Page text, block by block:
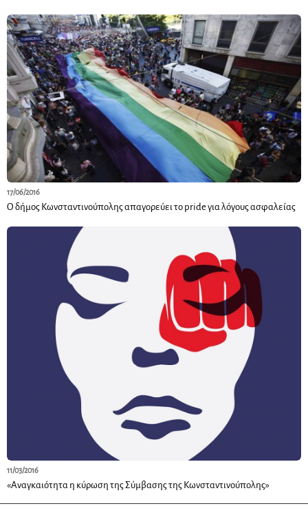
17/06/2016
Ο δήμος Κωνσταντινούπολης απαγορεύει το pride για λόγους ασφαλείας
11/03/2016
«Αναγκαιότητα η κύρωση της Σύμβασης της Κωνσταντινούπολης»